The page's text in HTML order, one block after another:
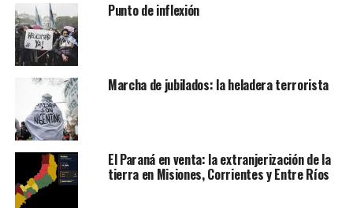
Punto de inflexión
Marcha de jubilados: la heladera terrorista
El Paraná en venta: la extranjerización de la
tierra en Misiones, Corrientes y Entre Ríos